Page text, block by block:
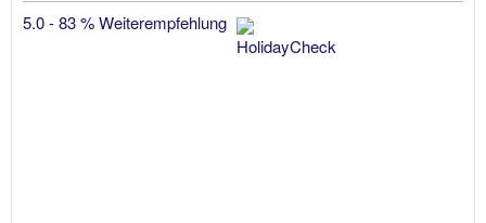
5.0 - 83 % Weiterempfehlung